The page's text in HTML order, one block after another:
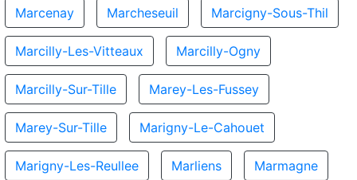
Marcenay Marcheseuil Marcigny-Sous-Thil
Marcilly-Les-Vitteaux Marcilly-Ogny
Marcilly-Sur-Tille Marey-Les-Fussey
Marey-Sur-Tille Marigny-Le-Cahouet
Marigny-Les-Reullee Marliens Marmagne